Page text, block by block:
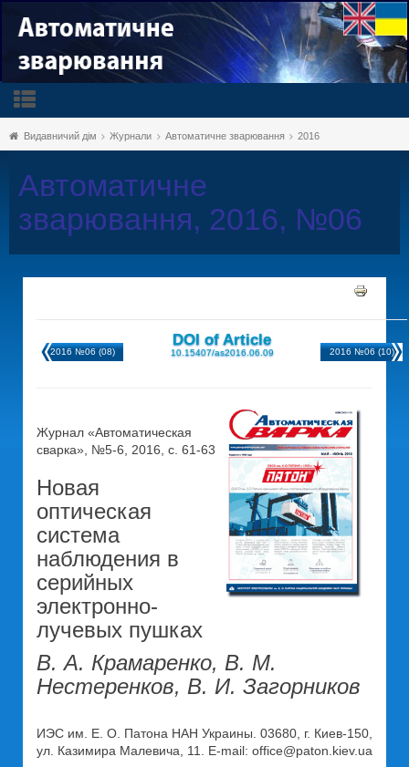
Видавничий дім Журнали Автоматичне зварювання 2016
Автоматичне
зварювання, 2016, №06
2016 №06 (08)
DOI of Article
10.15407/as2016.06.09 2016 №06 (10)
Журнал «Автоматическая
сварка», №5-6, 2016, с. 61-63
Новая
оптическая
система
наблюдения в
серийных
электронно-
лучевых пушках
В. А. Крамаренко, В. М.
Нестеренков, В. И. Загорников
ИЭС им. Е. О. Патона НАН Украины. 03680, г. Киев-150,
ул. Казимира Малевича, 11. E-mail: office@paton.kiev.ua